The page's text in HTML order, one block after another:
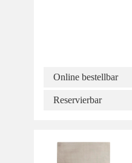
Online bestellbar
Reservierbar